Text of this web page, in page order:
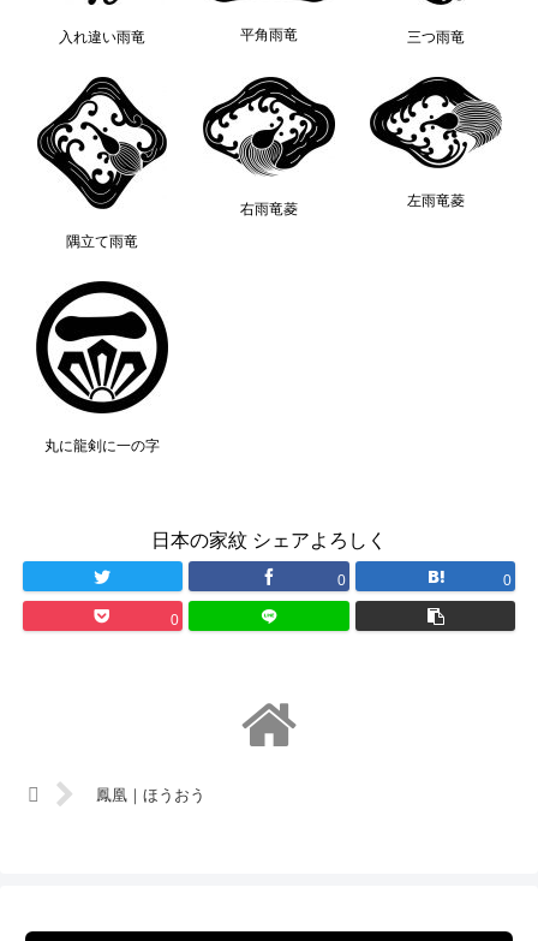
入れ違い雨竜 平角雨竜 三つ雨竜
隅立て雨竜
右雨竜菱 左雨竜菱
丸に龍剣に一の字
日本の家紋 シェアよろしく
0 0
0
鳳凰｜ほうおう